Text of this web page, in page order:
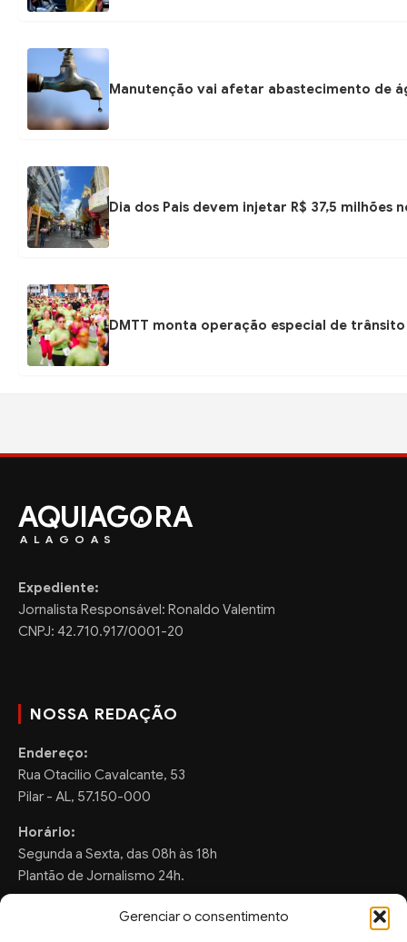
Gerenciar o consentimento
Manutenção vai afetar abastecimento de
Dia dos Pais devem injetar R$ 37,5 milhões
DMTT monta operação especial de
AQUIAG RA
ALAGOAS
Expediente:
Jornalista Responsável: Ronaldo Valentim
CNPJ: 42.710.917/0001-20
NOSSA REDAÇÃO
Endereço:
Rua Otacilio Cavalcante, 53
Pilar - AL, 57.150-000
Horário:
Segunda a Sexta, das 08h às 18h
Plantão de Jornalismo 24h.